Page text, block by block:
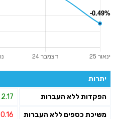
יתרות
הפקדות ללא העברות 2.17
משיכת כספים ללא העברות -0.16